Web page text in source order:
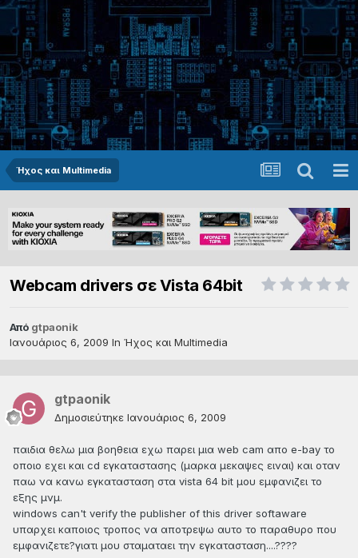
Ήχος και Multimedia
Webcam drivers σε Vista 64bit
Από gtpaonik
Ιανουάριος 6, 2009 In Ήχος και Multimedia
gtpaonik
Δημοσιεύτηκε Ιανουάριος 6, 2009
παιδια θελω μια βοηθεια εχω παρει μια web cam απο e-bay το
οποιο εχει και cd εγκαταστασης (μαρκα μεκαψες ειναι) και οταν
παω να κανω εγκατασταση στα vista 64 bit μου εμφανιζει το
εξης μνμ.
windows can't verify the publisher of this driver softaware
υπαρχει καποιος τροπος να αποτρεψω αυτο το παραθυρο που
εμφανιζετε?γιατι μου σταματαει την εγκατασταση....????